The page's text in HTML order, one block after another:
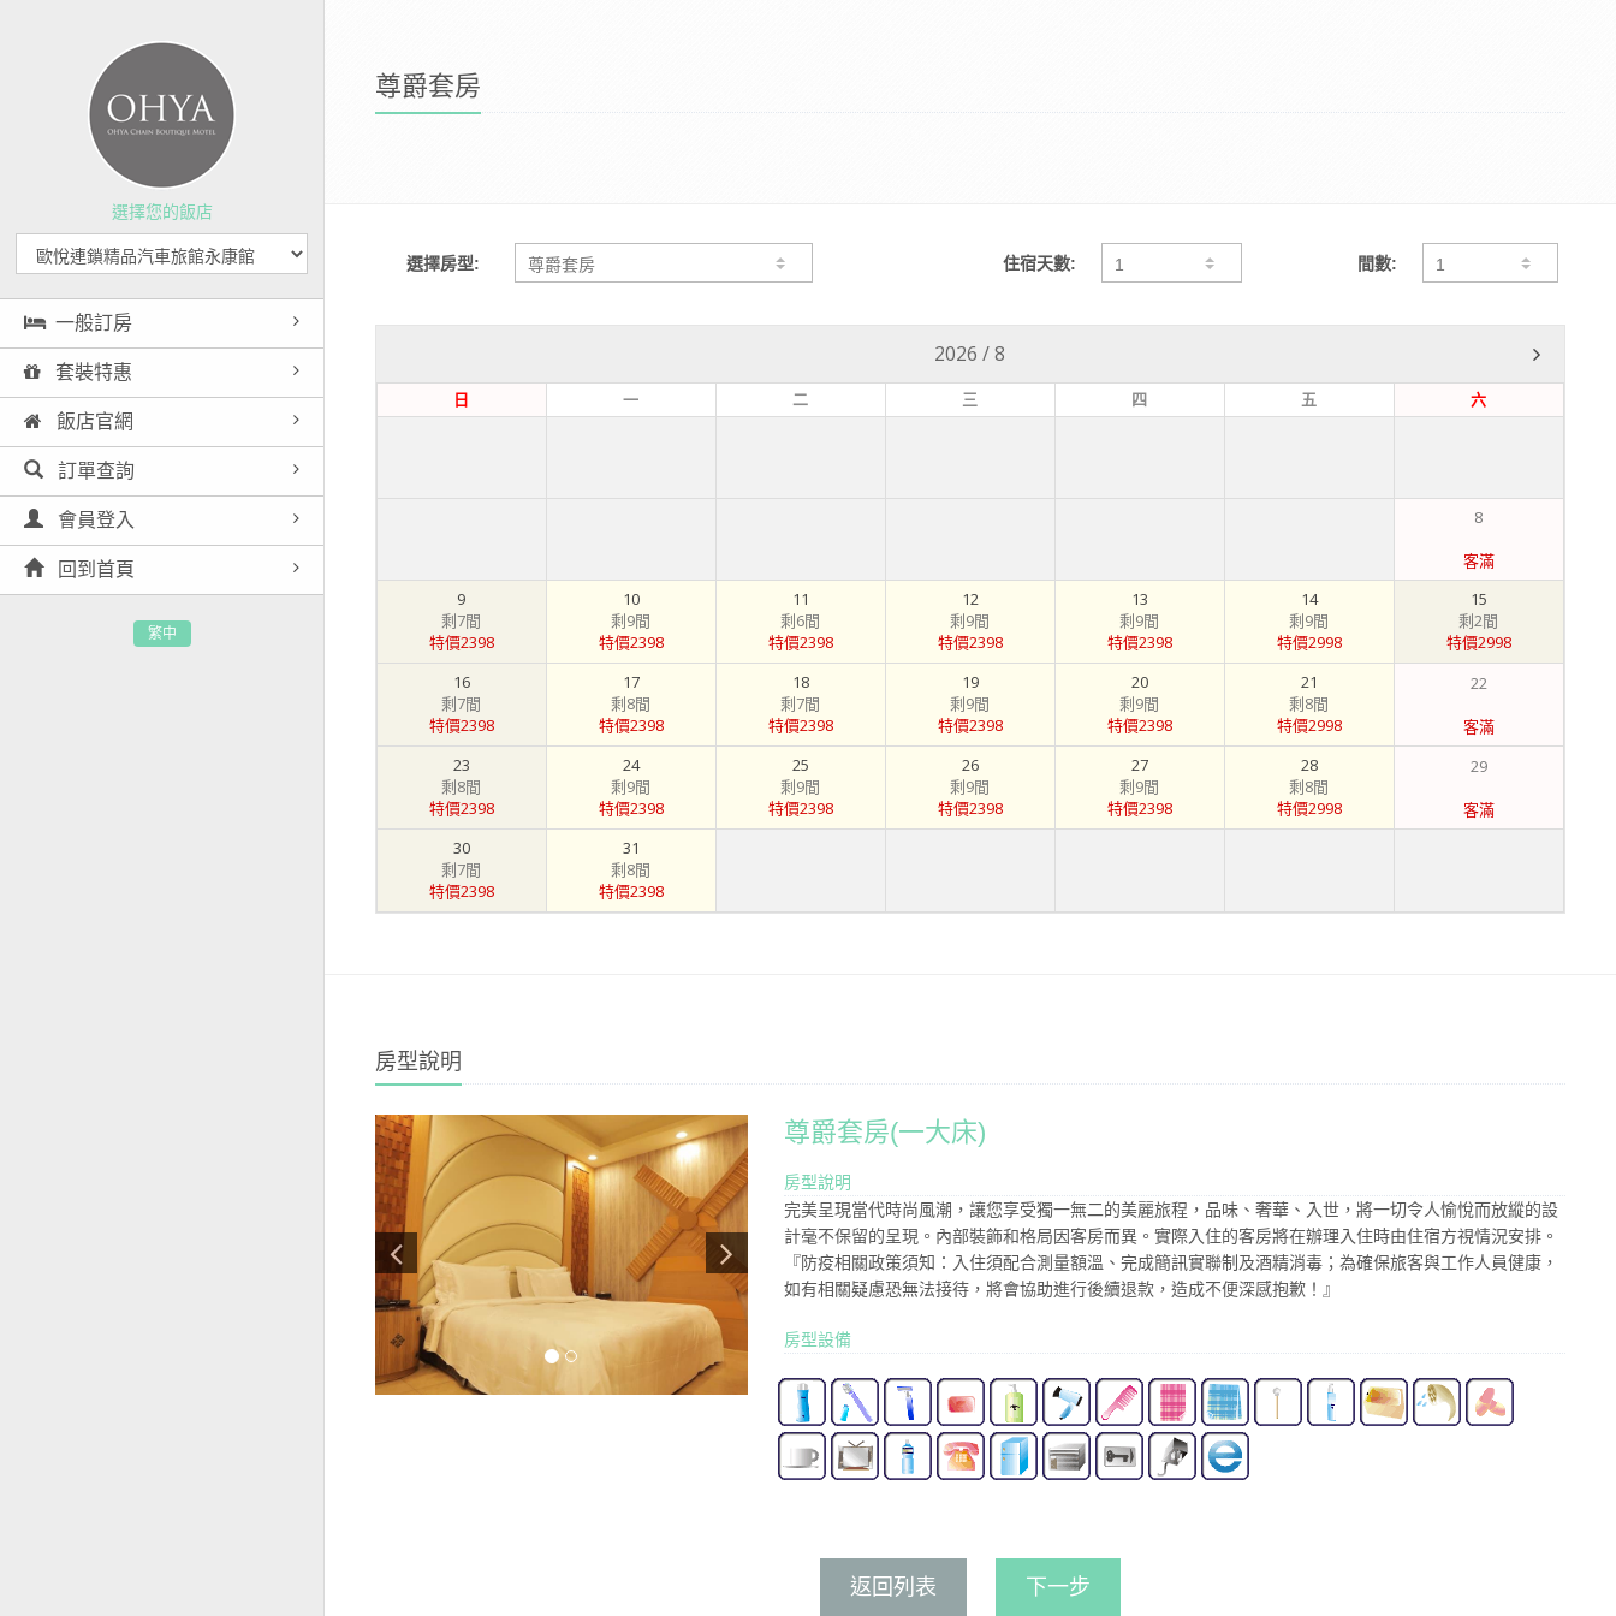
選擇您的飯店
一般訂房
套裝特惠
飯店官網
訂單查詢
會員登入
回到首頁
繁中
尊爵套房
選擇房型: 住宿天數: 間數:
2026 /8
日 一 二 三 四 五 六
8
客滿
9
剩7間
特價2398
10
剩9間
特價2398
11
剩6間
特價2398
12
剩9間
特價2398
13
剩9間
特價2398
14
剩9間
特價2998
15
剩2間
特價2998
16
剩7間
特價2398
17
剩8間
特價2398
18
剩7間
特價2398
19
剩9間
特價2398
20
剩9間
特價2398
21
剩8間
特價2998
22
客滿
23
剩8間
特價2398
24
剩9間
特價2398
25
剩9間
特價2398
26
剩9間
特價2398
27
剩9間
特價2398
28
剩8間
特價2998
29
客滿
30
剩7間
特價2398
31
剩8間
特價2398
房型說明
尊爵套房(一大床)
房型說明
完美呈現當代時尚風潮，讓您享受獨一無二的美麗旅程，品味、奢華、入世，將一切令人愉悅而放縱的設
計毫不保留的呈現。內部裝飾和格局因客房而異。實際入住的客房將在辦理入住時由住宿方視情況安排。
『防疫相關政策須知：入住須配合測量額溫、完成簡訊實聯制及酒精消毒；為確保旅客與工作人員健康，
如有相關疑慮恐無法接待，將會協助進行後續退款，造成不便深感抱歉！』
房型設備
返回列表 下一步